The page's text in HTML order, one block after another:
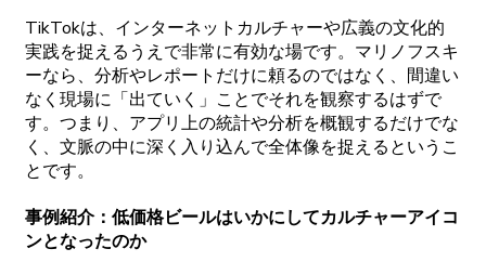
TikTokは、 インターネットカルチャーや広義の文化的
実践を捉えるうえで非常に有効な場です。 マリノフスキ
ーなら、 分析やレポートだけに頼るのではなく、 間違い
なく 現場に 「出ていく」ことでそれを観察するはずで
す。 つまり、 アプリ上の統計や分析を概観するだけでな
く、 文脈の中に深く 入り込んで全体像を捉えるというこ
とです。
事例紹介： 低価格ビールはいかにしてカルチャーアイコ
ンとなったのか